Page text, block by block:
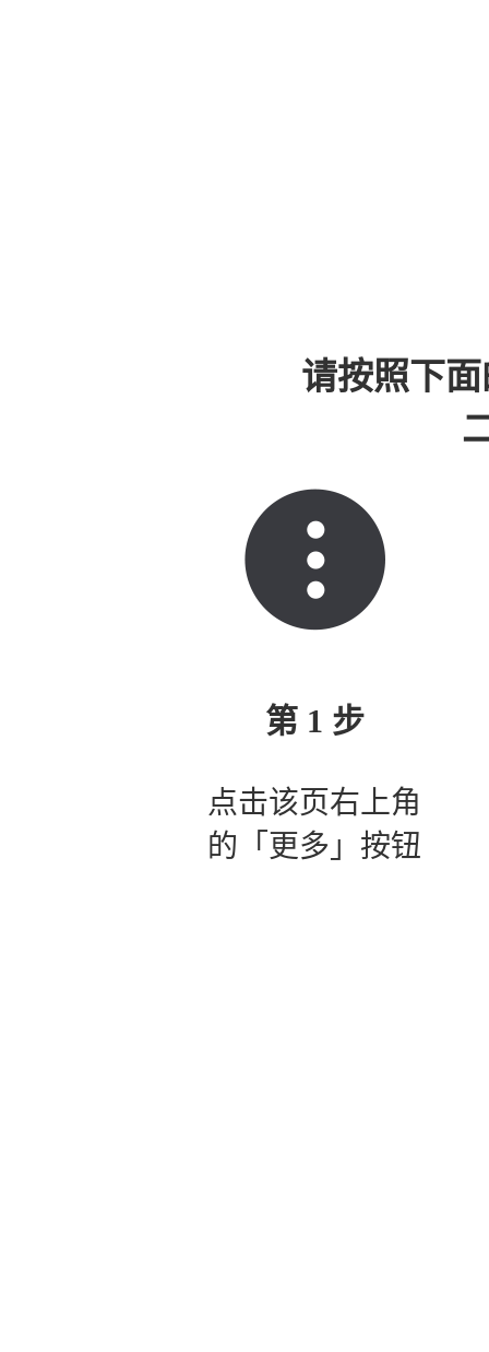
请按照下
第 1 步
点击该页右上角
的「更多」按钮